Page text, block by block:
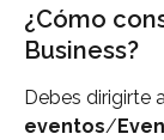
¿Cómo
Business?
Debes dirigirte
eventos/